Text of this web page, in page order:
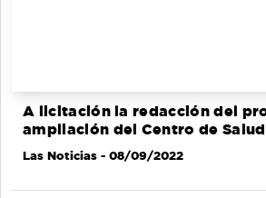
A licitación la redacción del
ampliación del Centro de
Las Noticias - 08/09/2022